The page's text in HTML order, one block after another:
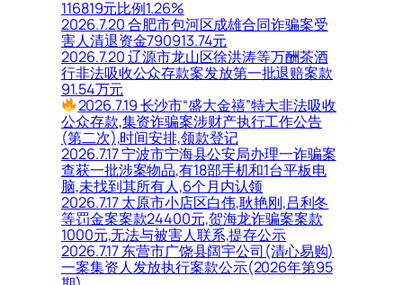
116819元比例1.26%
2026.7.20 合肥市包河区成雄合同诈骗案受
害人清退资金790913.74元
2026.7.20 辽源市龙山区徐洪涛等万酬茶酒
行非法吸收公众存款案发放第一批退赔案款
91.54万元
2026.7.19 长沙市“盛大金禧”特大非法吸收
公众存款,集资诈骗案涉财产执行工作公告
(第二次),时间安排,领款登记
2026.7.17 宁波市宁海县公安局办理一诈骗案
查获一批涉案物品,有18部手机和1台平板电
脑,未找到其所有人,6个月内认领
2026.7.17 太原市小店区白伟,耿艳刚,吕利冬
等罚金案案款24400元,贺海龙诈骗案案款
1000元,无法与被害人联系,提存公示
2026.7.17 东营市广饶县阔宇公司(清心易购)
一案集资人发放执行案款公示(2026年第95